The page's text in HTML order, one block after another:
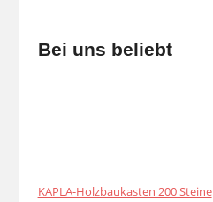
Bei uns beliebt
KAPLA-Holzbaukasten 200 Steine